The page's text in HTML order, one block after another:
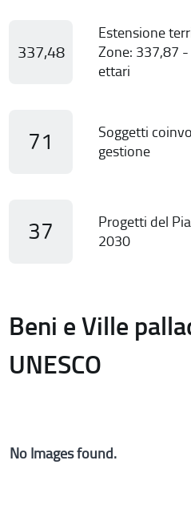
337,48
Estensione
Zone: 337,87
ettari
71
Soggetti
gestione
37
Progetti del
2030
Beni e Ville
UNESCO
No Images found.